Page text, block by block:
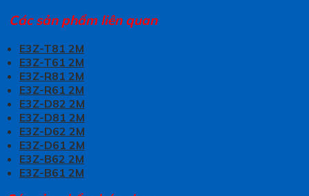
Các sản phẩm liên quan
E3Z-T81 2M
E3Z-T61 2M
E3Z-R81 2M
E3Z-R61 2M
E3Z-D82 2M
E3Z-D81 2M
E3Z-D62 2M
E3Z-D61 2M
E3Z-B62 2M
E3Z-B61 2M